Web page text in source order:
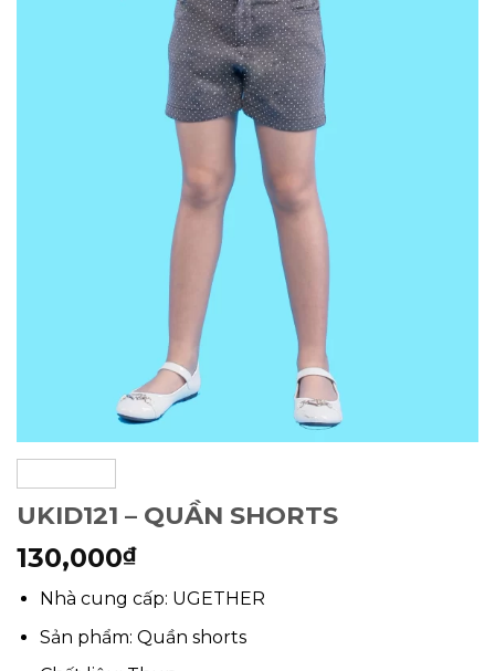
UKID121 – QUẦN SHORTS
130,000₫
Nhà cung cấp: UGETHER
Sản phẩm: Quần shorts